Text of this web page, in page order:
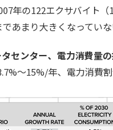
年の122エクサバイト
あまり大きくなってい
センター、電力消費量
～15%/年、電力消費